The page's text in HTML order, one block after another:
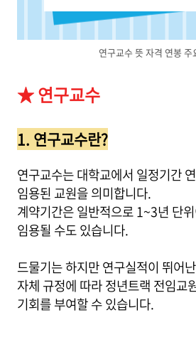
연구교수 뜻 자격 연봉 주
★ 연구교수
1. 연구교수란?
연구교수는 대학교에서 일정기간
임용된 교원을 의미합니다.
계약기간은 일반적으로 1~3년 단
임용될 수도 있습니다.
드물기는 하지만 연구실적이 뛰어
자체 규정에 따라 정년트랙 전임교
기회를 부여할 수 있습니다.